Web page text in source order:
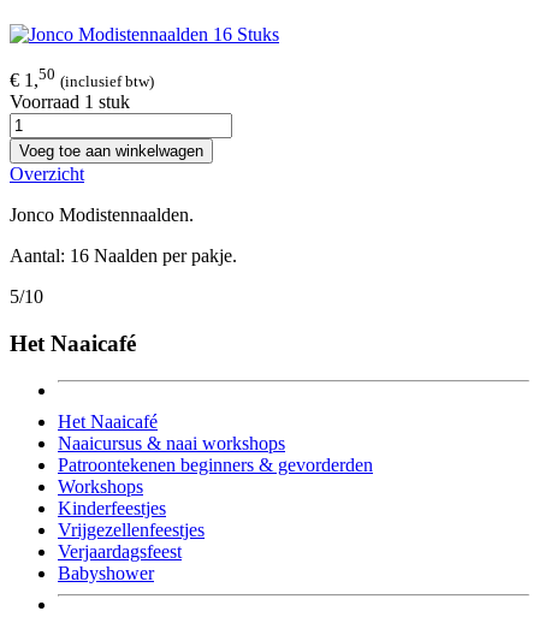
€ 1,50 (inclusief btw)
Voorraad 1 stuk
Voeg toe aan winkelwagen
Overzicht
Jonco Modistennaalden.
Aantal: 16 Naalden per pakje.
5/10
Het Naaicafé
Het Naaicafé
Naaicursus & naai workshops
Patroontekenen beginners & gevorderden
Workshops
Kinderfeestjes
Vrijgezellenfeestjes
Verjaardagsfeest
Babyshower